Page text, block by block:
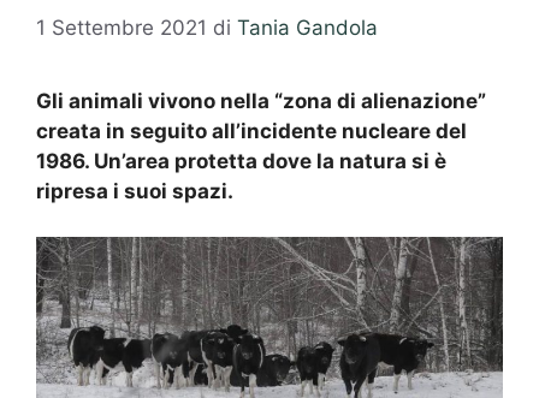
1 Settembre 2021 di Tania Gandola
Gli animali vivono nella “zona di alienazione”
creata in seguito all’incidente nucleare del
1986. Un’area protetta dove la natura si è
ripresa i suoi spazi.